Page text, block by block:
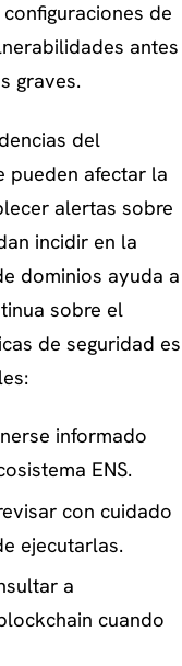
de
antes
graves.
del
pueden afectar la
alertas sobre
incidir en la
dominios ayuda a
sobre el
de seguridad es
informado
ENS.
con cuidado
ejecutarlas.
a
cuando